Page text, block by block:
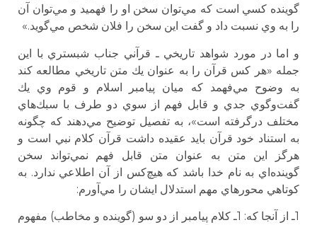
گوينده كسي است كه مي‌توان سخن او را فهميد و مي‌توان آن
را به وي نسبت داد و گفت اين سخن را فلان شخص مي‌گويد.»
و اما در مورد شواهد تاريخي ـ قرآني جناب شبستري با اين
جمله «هر كس قرآن را به عنوان يك متن تاريخي مطالعه كند
به وضوح مي‌فهمد كه ميان پيامبر اسلام و قوم وي يك
گفت‌وگوي جدي و قابل فهم از سوي دو طرف با سبك‌هاي
مختلف درگرفته است»، به تفصيل توضيح مي‌دهند كه چگونه
به استناد خود قرآن بايد عقيده داشت قرآن كلام نبي است و
هرگز اين متن به عنوان متن قابل فهم نمي‌تواند سخن
گوينده‌اي به نام خدا باشد كه هيچ‌كس از آن اطلاعي ندارد. به
كوتاهي محورهاي مهم استدلال ايشان را مي‌آورم:
1ـ از آنجا كه: 1ـ كلام پيامبر از دو سو (گوينده و مخاطب) مفهوم